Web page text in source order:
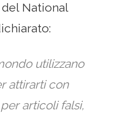
National
utilizzano
attirarti con
articoli falsi,